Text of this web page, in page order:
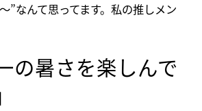
”なんて思ってます。私の推しメン
の暑さを楽しんで